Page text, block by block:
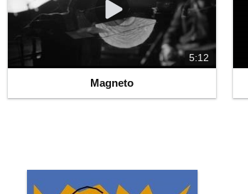
5:12
Magneto